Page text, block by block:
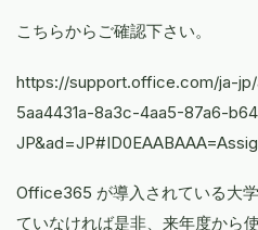
こちらからご確認下さい。
https://support.office.com/ja-
5aa4431a-8a3c-4aa5-87a6-
Office365 が導入されている大
ていなければ是非、来年度から